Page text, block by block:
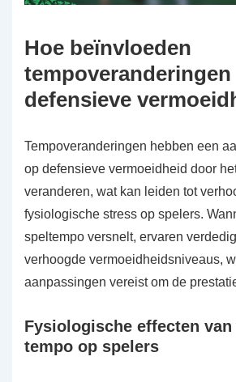
Hoe beïnvloeden
tempoveranderingen
defensieve
Tempoveranderingen hebben een
op defensieve vermoeidheid door
veranderen, wat kan leiden tot
fysiologische stress op spelers.
speltempo versnelt, ervaren
verhoogde vermoeidheidsniveaus,
aanpassingen vereist om de
Fysiologische effecten van
tempo op spelers